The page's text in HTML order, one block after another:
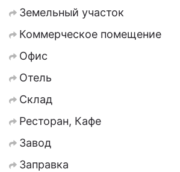
Земельный участок
Коммерческое помещение
Офис
Отель
Склад
Ресторан, Кафе
Завод
Заправка